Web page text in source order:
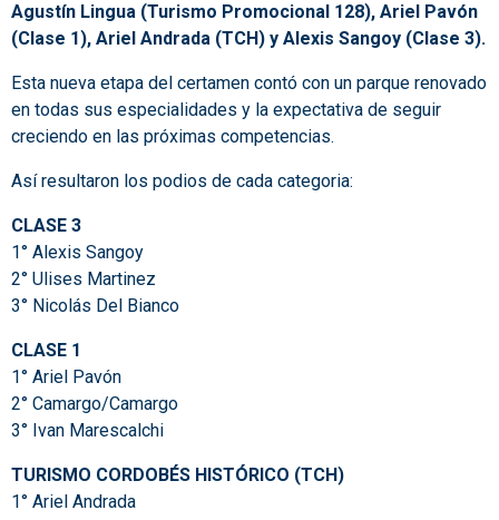
Agustín Lingua (Turismo Promocional 128), Ariel Pavón
(Clase 1), Ariel Andrada (TCH) y Alexis Sangoy (Clase 3).
Esta nueva etapa del certamen contó con un parque renovado
en todas sus especialidades y la expectativa de seguir
creciendo en las próximas competencias.
Así resultaron los podios de cada categoria:
CLASE 3
1° Alexis Sangoy
2° Ulises Martinez
3° Nicolás Del Bianco
CLASE 1
1° Ariel Pavón
2° Camargo/Camargo
3° Ivan Marescalchi
TURISMO CORDOBÉS HISTÓRICO (TCH)
1° Ariel Andrada